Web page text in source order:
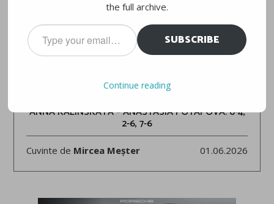
ROLAND-GARROS 2026
ANNA KALINSKAYA – ANASTASIA POTAPOVA: 6-4,
2-6, 7-6
Cuvinte de Mircea Meșter 01.06.2026
the full archive.
Type
your
email…
SUBSCRIBE
Continue reading